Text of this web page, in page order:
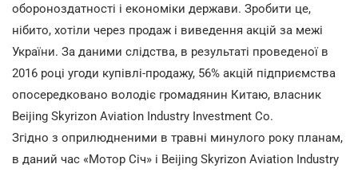
обороноздатності і економіки держави. Зробити це,
нібито, хотіли через продаж і виведення акцій за межі
України. За даними слідства, в результаті проведеної в
2016 році угоди купівлі-продажу, 56% акцій підприємства
опосередковано володіє громадянин Китаю, власник
Beijing Skyrizon Aviation Industry Investment Co.
Згідно з оприлюдненими в травні минулого року планам,
в даний час «Мотор Січ» і Beijing Skyrizon Aviation Industry